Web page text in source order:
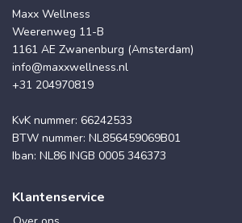
Maxx Wellness
Weerenweg 11-B
1161 AE Zwanenburg (Amsterdam)
info@maxxwellness.nl
+31 204970819
KvK nummer: 66242533
BTW nummer: NL856459069B01
Iban: NL86 INGB 0005 346373
Klantenservice